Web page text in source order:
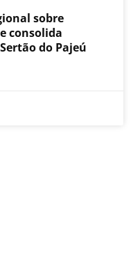
sobre
consolida
do Pajeú